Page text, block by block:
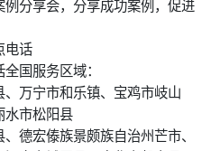
分享会，分享成功案例，促进
电话
国服务区域：
万宁市和乐镇、宝鸡市岐山
水市松阳县
德宏傣族景颇族自治州芒市、